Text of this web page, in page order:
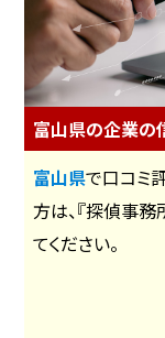
富山県の企業
富山県で口コミ
方は、『探偵事
てください。